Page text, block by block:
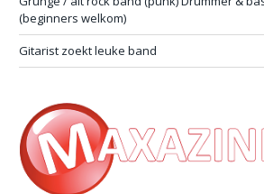
(beginners welkom)
Gitarist zoekt leuke band